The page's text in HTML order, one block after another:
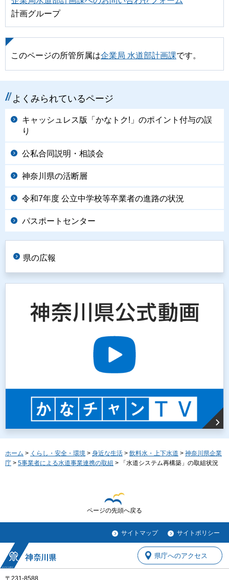
計画グループ
このページの所管所属は企業局 水道部計画課です。
よくみられているページ
キャッシュレス版「かなトク!」のポイント付与の誤
り
公私合同説明・相談会
神奈川県の活断層
令和7年度 公立中学校等卒業者の進路の状況
パスポートセンター
県の広報
ホーム > くらし・安全・環境 > 身近な生活 > 飲料水・上下水道 > 神奈川県企業
庁 > 5事業者による水道事業連携の取組 > 「水道システム再構築」の取組状況
ページの先頭へ戻る
サイトマップ サイトポリシー
〒231-8588
県庁へのアクセス